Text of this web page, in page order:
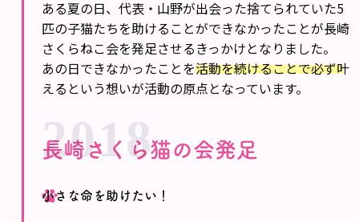
ある夏の日、代表・山野が出会った捨てられていた5
匹の子猫たちを助けることができなかったことが長崎
さくらねこ会を発足させるきっかけとなりました。
あの日できなかったことを活動を続けることで必ず叶
える という想いが活動の原点となっています。
2018
長崎さくら猫の会発足
小さな命を助けたい！